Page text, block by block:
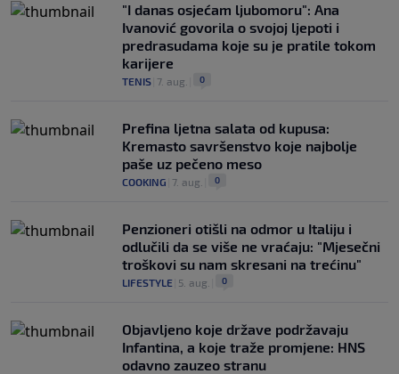
"I danas osjećam ljubomoru": Ana
Ivanović govorila o svojoj ljepoti i
predrasudama koje su je pratile tokom
karijere
TENIS 7. aug. 0
Prefina ljetna salata od kupusa:
Kremasto savršenstvo koje najbolje
paše uz pečeno meso
COOKING 7. aug. 0
Penzioneri otišli na odmor u Italiju i
odlučili da se više ne vraćaju: "Mjesečni
troškovi su nam skresani na trećinu"
LIFESTYLE 5. aug. 0
Objavljeno koje države podržavaju
Infantina, a koje traže promjene: HNS
odavno zauzeo stranu